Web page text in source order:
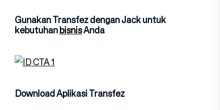
Gunakan Transfez dengan Jack untuk
kebutuhanbisnisAnda
Download Aplikasi Transfez